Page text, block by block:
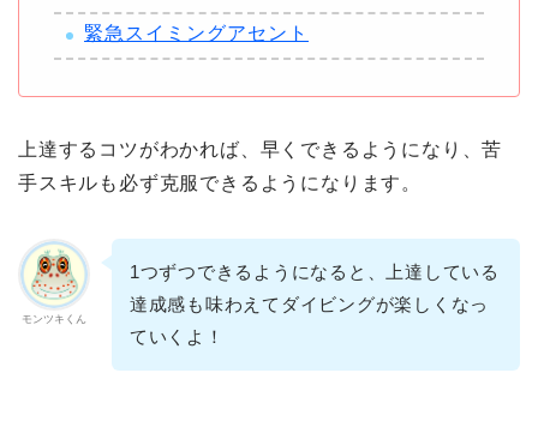
緊急スイミングアセント
上達するコツがわかれば、早くできるようになり、苦
手スキルも必ず克服できるようになります。
モンツキくん
1つずつできるようになると、上達している
達成感も味わえてダイビングが楽しくなっ
ていくよ！